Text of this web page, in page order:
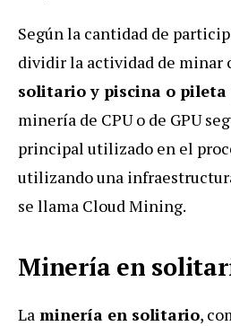
Según la cantidad de
dividir la actividad de minar
solitario y piscina o pileta
minería de CPU o de GPU
principal utilizado en el
utilizando una
se llama Cloud Mining.
Minería en
La minería en solitario,